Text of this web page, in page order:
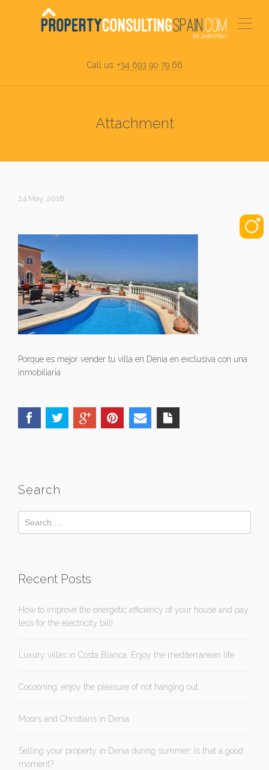
Call us: +34 693 90 79 66
Attachment
24 May, 2018
Porque es mejor vender tu villa en Dénia en exclusiva con una
inmobiliaria
Search
Recent Posts
How to improve the energetic efficiency of your house and pay
less for the electricity bill!
Luxury villas in Costa Blanca: Enjoy the mediterranean life
Cocooning, enjoy the pleasure of not hanging out.
Moors and Christians in Denia
Selling your property in Denia during summer: Is that a good
moment?